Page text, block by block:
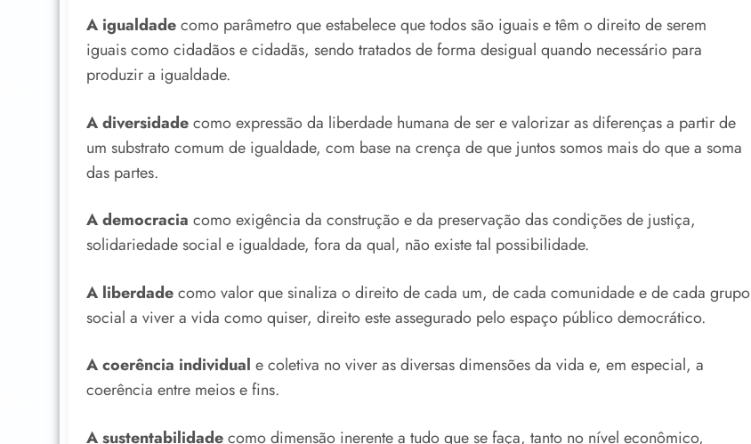
A igualdadecomo parâmetro que estabelece que todos são iguais e têm o direito de serem
iguais como cidadãos e cidadãs, sendo tratados de forma desigual quando necessário para
produzir a igualdade.
A diversidadecomo expressão da liberdade humana de ser e valorizar as diferenças a partir de
um substrato comum de igualdade, com base na crença de que juntos somos mais do que a soma
das partes.
A democracia como exigência da construção e da preservação das condições de justiça,
solidariedade social e igualdade, fora da qual, não existe tal possibilidade.
A liberdadecomo valor que sinaliza o direito de cada um, de cada comunidade e de cada grupo
social a viver a vida como quiser, direito este assegurado pelo espaço público democrático.
A coerência individual e coletiva no viver as diversas dimensões da vida e, em especial, a
coerência entre meios e fins.
A sustentabilidadecomo dimensão inerente a tudo que se faça, tanto no nível econômico,